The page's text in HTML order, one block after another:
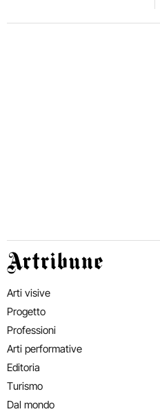
Artribune
Arti visive
Progetto
Professioni
Arti performative
Editoria
Turismo
Dal mondo